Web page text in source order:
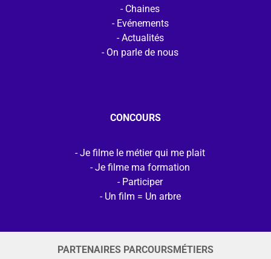
Chaines
Evénements
Actualités
On parle de nous
CONCOURS
Je filme le métier qui me plait
Je filme ma formation
Participer
Un film = Un arbre
PARTENAIRES PARCOURSMÉTIERS